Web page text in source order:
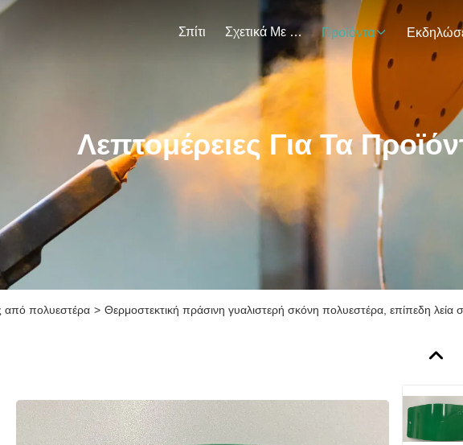
Σπίτι Σχετικά Με Εμάς Προϊόντα
Λεπτομέρειες Για Τα
από πολυεστέρα > Θερμοστεκτική πράσινη γυαλιστερή σκόνη πολυεστέρα, επίπεδη λεία